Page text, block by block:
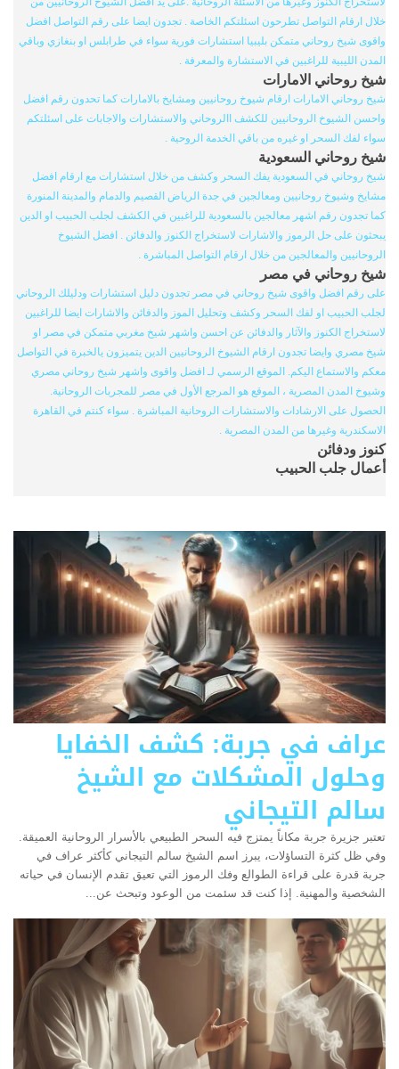
خلال ارقام التواصل تطرحون اسئلتكم الخاصة . تجدون ايضا على رقم التواصل افضل
واقوى شيخ روحاني متمكن بليبيا استشارات فورية سواء في طرابلس او بنغازي وباقي
المدن الليبية للراغبين في الاستشارة والمعرفة .
شيخ روحاني الامارات
شيخ روحاني الامارات ارقام شيوخ روحانيين ومشايخ بالامارات كما تحدون رقم افضل
واحسن الشيوخ الروحانيين للكشف االروحاني والاستشارات والاجابات على اسئلتكم
سواء لفك السحر او غيره من باقي الخدمة الروحية .
شيخ روحاني السعودية
شيخ روحاني في السعودية يفك السحر وكشف من خلال استشارات مع ارقام افضل
مشايخ وشيوخ روحانيين ومعالجين في جدة الرياض القصيم والدمام والمدينة المنورة
كما تجدون رقم اشهر معالجين بالسعودية للراغبين في الكشف لجلب الحبيب او الدين
يبحثون على حل الرموز والاشارات لاستخراج الكنوز والدفائن . افضل الشيوخ
الروحانيين والمعالجين من خلال ارقام التواصل المباشرة .
شيخ روحاني في مصر
على رقم افضل واقوى شيخ روحاني في مصر تجدون دليل استشارات ودليلك الروحاني
لجلب الحبيب او لفك السحر وكشف وتحليل الموز والدفائن والاشارات ايضا للراغبين
لاستخراج الكنوز والآثار والدفائن عن احسن واشهر شيخ مغربي متمكن في مصر او
شيخ مصري وايضا تجدون ارقام الشيوخ الروحانيين الدين يتميزون يالخبرة في التواصل
معكم والاستماع اليكم. الموقع الرسمي لـ افضل واقوى واشهر شيخ روحاني مصري
وشيوخ المدن المصرية ، الموقع هو المرجع الأول في مصر للمجربات الروحانية.
الحصول على الارشادات والاستشارات الروحانية المباشرة . سواء كنتم في القاهرة
الاسكندرية وغيرها من المدن المصرية .
كنوز ودفائن
أعمال جلب الحبيب
عراف في جربة: كشف الخفايا
وحلول المشكلات مع الشيخ
سالم التيجاني
تعتبر جزيرة جربة مكاناً يمتزج فيه السحر الطبيعي بالأسرار الروحانية العميقة.
وفي ظل كثرة التساؤلات، يبرز اسم الشيخ سالم التيجاني كأكثر عراف في
جربة قدرة على قراءة الطوالع وفك الرموز التي تعيق تقدم الإنسان في حياته
الشخصية والمهنية. إذا كنت قد سئمت من الوعود وتبحث عن...